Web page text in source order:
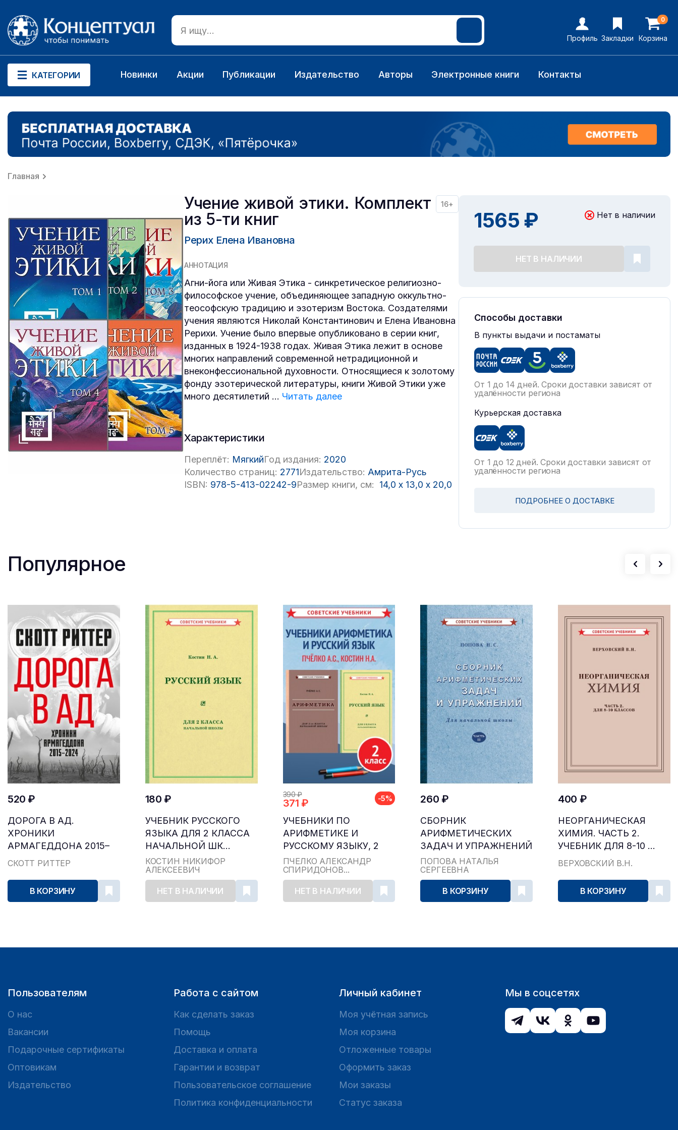
Профиль Закладки
0
Корзина
КАТЕГОРИИ Новинки Акции Публикации Издательство Авторы Электронные книги Контакты
Главная
Учение живой этики. Комплект
из 5-ти книг
16+
Рерих Елена Ивановна
АННОТАЦИЯ
Агни-йога или Живая Этика - синкретическое религиозно-
философское учение, объединяющее западную оккультно-
теософскую традицию и эзотеризм Востока. Создателями
учения являются Николай Константинович и Елена Ивановна
Рерихи. Учение было впервые опубликовано в серии книг,
изданных в 1924-1938 годах. Живая Этика лежит в основе
многих направлений современной нетрадиционной и
внеконфессиональной духовности. Относящиеся к золотому
фонду эзотерической литературы, книги Живой Этики уже
много десятилетий ... Читать далее
Характеристики
Переплёт: МягкийГод издания: 2020
Количество страниц: 2771Издательство: Амрита-Русь
ISBN: 978-5-413-02242-9Размер книги, см: 14,0 x 13,0 x 20,0
1565 ₽ Нет в наличии
НЕТ В НАЛИЧИИ
Способы доставки
В пункты выдачи и постаматы
От 1 до 14 дней. Сроки доставки зависят от
удалённости региона
Курьерская доставка
От 1 до 12 дней. Сроки доставки зависят от
удалённости региона
ПОДРОБНЕЕ О ДОСТАВКЕ
Популярное
520 ₽
ДОРОГА В АД.
ХРОНИКИ
АРМАГЕДДОНА 2015–
2024
СКОТТ РИТТЕР
В КОРЗИНУ
180 ₽
УЧЕБНИК РУССКОГО
ЯЗЫКА ДЛЯ 2 КЛАССА
НАЧАЛЬНОЙ ШК...
КОСТИН НИКИФОР
АЛЕКСЕЕВИЧ
НЕТ В НАЛИЧИИ
390 ₽
371 ₽ -5%
УЧЕБНИКИ ПО
АРИФМЕТИКЕ И
РУССКОМУ ЯЗЫКУ, 2
КЛАСС...
ПЧЁЛКО АЛЕКСАНДР
СПИРИДОНОВ...
НЕТ В НАЛИЧИИ
260 ₽
СБОРНИК
АРИФМЕТИЧЕСКИХ
ЗАДАЧ И УПРАЖНЕНИЙ
ДЛЯ НА...
ПОПОВА НАТАЛЬЯ
СЕРГЕЕВНА
В КОРЗИНУ
400 ₽
НЕОРГАНИЧЕСКАЯ
ХИМИЯ. ЧАСТЬ 2.
УЧЕБНИК ДЛЯ 8-10 ...
ВЕРХОВСКИЙ В.Н.
В КОРЗИНУ
Пользователям
О нас
Вакансии
Подарочные сертификаты
Оптовикам
Издательство
Работа с сайтом
Как сделать заказ
Помощь
Доставка и оплата
Гарантии и возврат
Пользовательское соглашение
Политика конфиденциальности
Личный кабинет
Моя учётная запись
Моя корзина
Отложенные товары
Оформить заказ
Мои заказы
Статус заказа
Мы в соцсетях